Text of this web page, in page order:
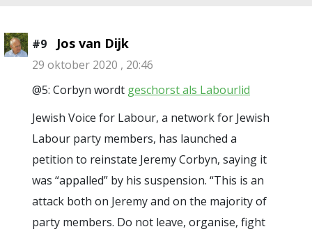
#9 Jos van Dijk
29 oktober 2020 , 20:46
@5: Corbyn wordt geschorst als Labourlid
Jewish Voice for Labour, a network for Jewish
Labour party members, has launched a
petition to reinstate Jeremy Corbyn, saying it
was “appalled” by his suspension. “This is an
attack both on Jeremy and on the majority of
party members. Do not leave, organise, fight